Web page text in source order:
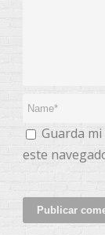
Guarda
este